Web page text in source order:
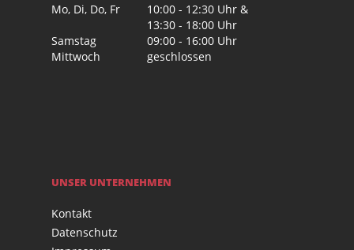
Mo, Di, Do, Fr
10:00 - 12:30 Uhr &
13:30 - 18:00 Uhr
Samstag
09:00 - 16:00 Uhr
Mittwoch
geschlossen
UNSER UNTERNEHMEN
Kontakt
Datenschutz